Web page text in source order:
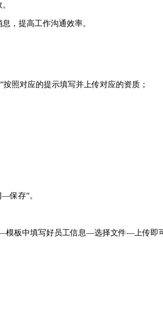
，提高工作沟通效率。
照对应的提示填写并上传对应的资质；
保存”。
板中填写好员工信息—选择文件—上传即